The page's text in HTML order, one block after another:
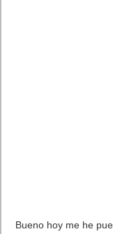
Bueno hoy me he